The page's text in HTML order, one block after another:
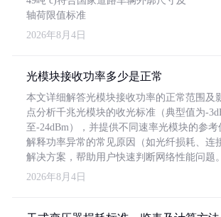
轴荷限值标准
2026年8月4日
光模块接收功率多少是正常
本文详细解答光模块接收功率的正常范围及
点分析千兆光模块的收光标准（典型值为-
至-24dBm），并提供不同速率光模块的参
解释功率异常的常见原因（如光纤损耗、连
解决方案，帮助用户快速判断网络性能问题。
2026年8月4日